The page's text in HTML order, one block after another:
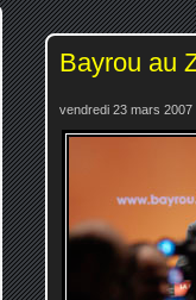
Bayrou au
vendredi 23 mars 2007